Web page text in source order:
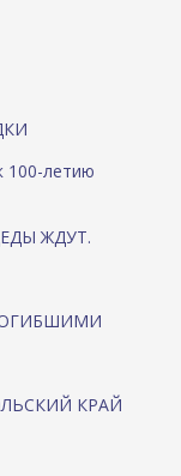
100-летию
ЖДУТ.
КРАЙ